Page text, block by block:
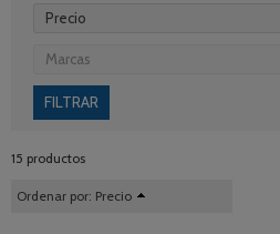
Precio
Marcas
15 productos
Ordenar por: Precio